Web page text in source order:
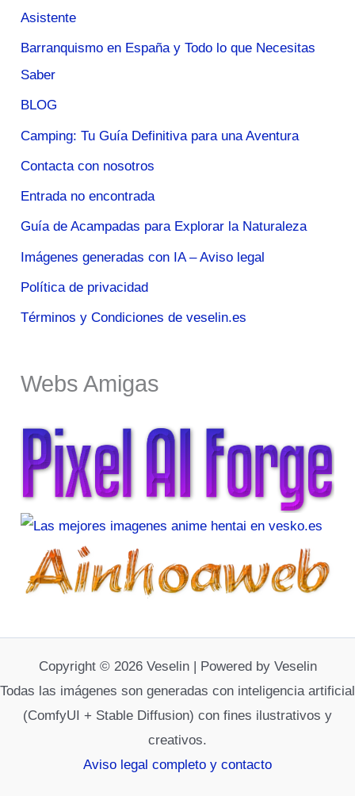
Asistente
Barranquismo en España y Todo lo que Necesitas
Saber
BLOG
Camping: Tu Guía Definitiva para una Aventura
Contacta con nosotros
Entrada no encontrada
Guía de Acampadas para Explorar la Naturaleza
Imágenes generadas con IA – Aviso legal
Política de privacidad
Términos y Condiciones de veselin.es
Webs Amigas
Copyright © 2026 Veselin | Powered by Veselin
Todas las imágenes son generadas con inteligencia artificial
(ComfyUI + Stable Diffusion) con fines ilustrativos y
creativos.
Aviso legal completo y contacto